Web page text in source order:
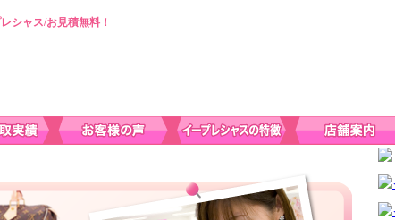
シャス/お見積無料！